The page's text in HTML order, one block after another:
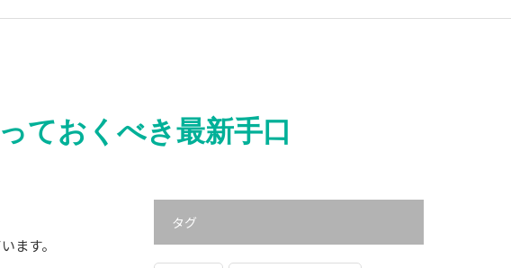
ておくべき最新手口
ます。
タグ